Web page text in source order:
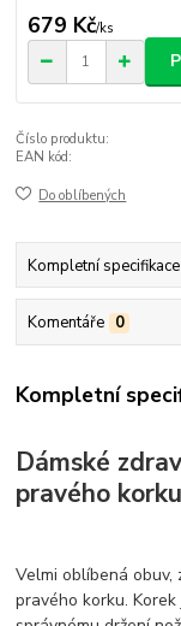
679 Kč/ks
Číslo produktu:
EAN kód:
Do oblíbených
Kompletní specifikace
Komentáře 0
Kompletní
Dámské
pravého
Velmi oblíbená obuv,
pravého korku.